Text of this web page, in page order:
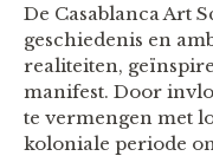
De Casablanca Art
geschiedenis en
realiteiten,
manifest. Door
te vermengen met
koloniale periode